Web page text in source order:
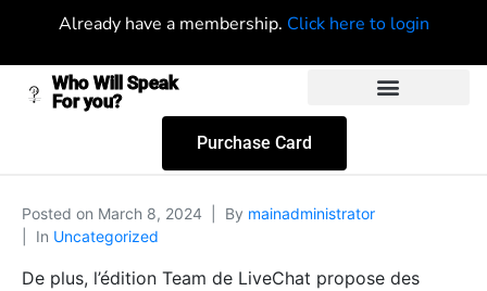
Already have a membership. Click here to login
Who Will Speak
For you?
Purchase Card
Posted on March 8, 2024 By mainadministrator
In Uncategorized
De plus, l’édition Team de LiveChat propose des